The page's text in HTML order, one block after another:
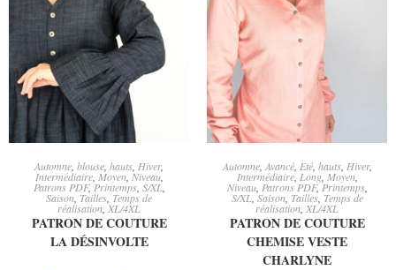
CHOIX DES OPTIONS
Automne blouse hauts Hiver,
Intermédiaire, Moyen, Niveau,
Patrons PDF,Printemps, S/XL,
Saison Tailles Temps de
réalisation ,XL/4XL
PATRON DE COUTURE
LA DÉSINVOLTE
CHOIX DES OPTIONS
Automne, Avancé, Eté, hauts, Hiver,
Intermédiaire, Long, Moyen,
Niveau, Patrons PDF,Printemps,
S/XL,Saison, Tailles, Temps de
réalisation XL/4XL
PATRON DE COUTURE
CHEMISE VESTE
CHARLYNE